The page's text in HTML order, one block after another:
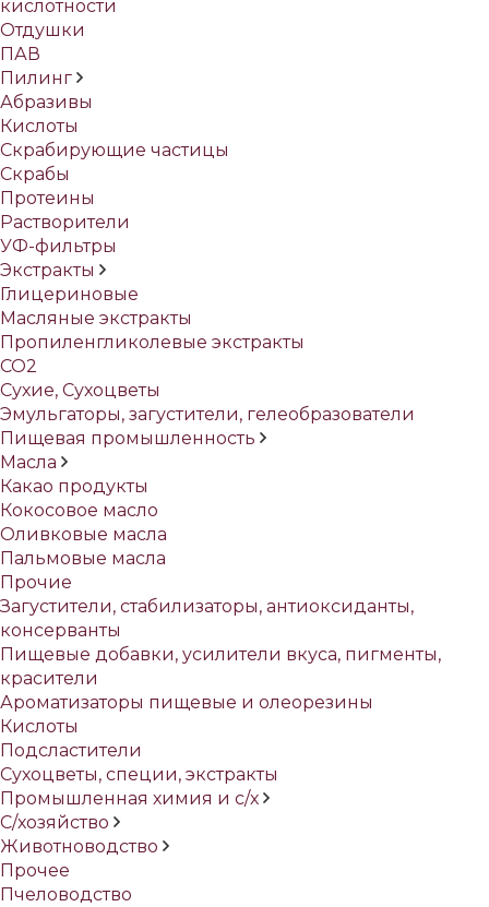
кислотности
Отдушки
ПАВ
Пилинг
Абразивы
Кислоты
Скрабирующие частицы
Скрабы
Протеины
Растворители
УФ-фильтры
Экстракты
Глицериновые
Масляные экстракты
Пропиленгликолевые экстракты
СО2
Сухие, Сухоцветы
Эмульгаторы, загустители, гелеобразователи
Пищевая промышленность
Масла
Какао продукты
Кокосовое масло
Оливковые масла
Пальмовые масла
Прочие
Загустители, стабилизаторы, антиоксиданты,
консерванты
Пищевые добавки, усилители вкуса, пигменты,
красители
Ароматизаторы пищевые и олеорезины
Кислоты
Подсластители
Сухоцветы, специи, экстракты
Промышленная химия и с/х
С/хозяйство
Животноводство
Прочее
Пчеловодство